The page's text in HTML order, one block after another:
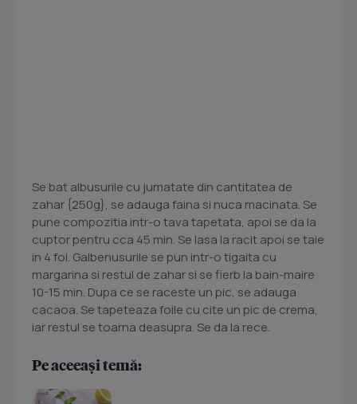
Se bat albusurile cu jumatate din cantitatea de
zahar {250g}, se adauga faina si nuca macinata. Se
pune compozitia intr-o tava tapetata, apoi se da la
cuptor pentru cca 45 min. Se lasa la racit apoi se taie
in 4 foi. Galbenusurile se pun intr-o tigaita cu
margarina si restul de zahar si se fierb la bain-maire
10-15 min. Dupa ce se raceste un pic, se adauga
cacaoa. Se tapeteaza foile cu cite un pic de crema,
iar restul se toarna deasupra. Se da la rece.
Pe aceeași temă: